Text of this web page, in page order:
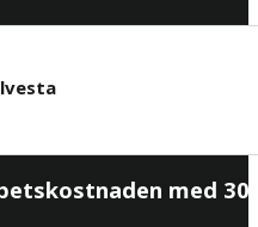
med